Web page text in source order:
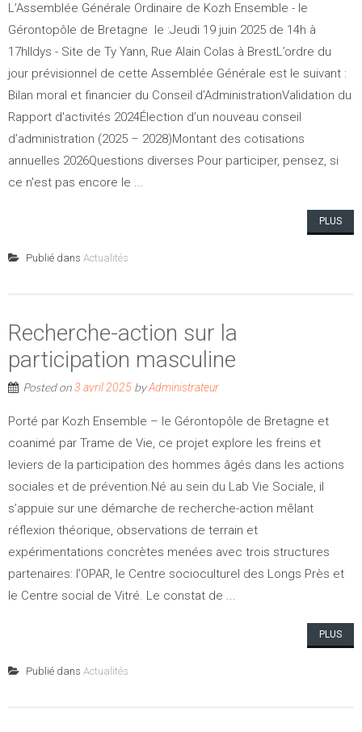
L’Assemblée Générale Ordinaire de Kozh Ensemble - le
Gérontopôle de Bretagne le :Jeudi 19 juin 2025 de 14h à
17hIldys - Site de Ty Yann, Rue Alain Colas à BrestL’ordre du
jour prévisionnel de cette Assemblée Générale est le suivant :
Bilan moral et financier du Conseil d’AdministrationValidation du
Rapport d'activités 2024Élection d’un nouveau conseil
d’administration (2025 – 2028)Montant des cotisations
annuelles 2026Questions diverses Pour participer, pensez, si
ce n'est pas encore le ...
PLUS
Publié dans Actualités
Recherche-action sur la
participation masculine
Posted on3 avril 2025 byAdministrateur
Porté par Kozh Ensemble – le Gérontopôle de Bretagne et
coanimé par Trame de Vie, ce projet explore les freins et
leviers de la participation des hommes âgés dans les actions
sociales et de prévention.Né au sein du Lab Vie Sociale, il
s’appuie sur une démarche de recherche-action mêlant
réflexion théorique, observations de terrain et
expérimentations concrètes menées avec trois structures
partenaires: l’OPAR, le Centre socioculturel des Longs Près et
le Centre social de Vitré. Le constat de ...
PLUS
Publié dans Actualités